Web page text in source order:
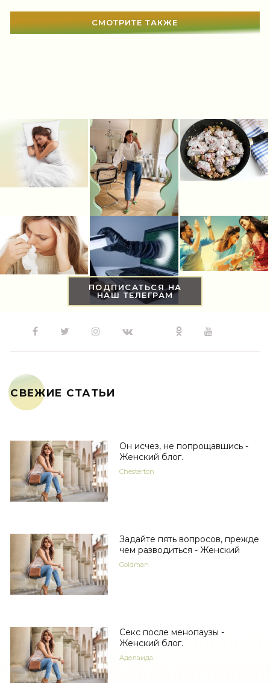
СМОТРИТЕ ТАКЖЕ
ПОДПИСАТЬСЯ НА
НАШ ТЕЛЕГРАМ
СВЕЖИЕ СТАТЬИ
Он исчез, не попрощавшись -
Женский блог.
Chesterton
Задайте пять вопросов, прежде
чем разводиться - Женский
Goldman
Секс после менопаузы -
Женский блог.
Аделаида